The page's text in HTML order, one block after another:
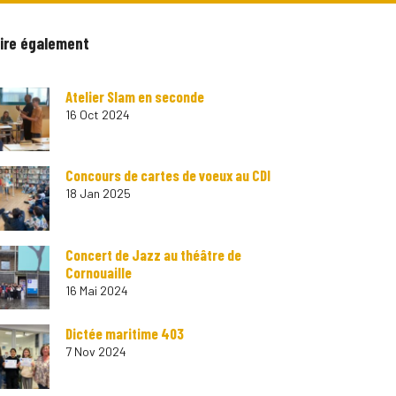
également
Atelier Slam en seconde
16 Oct 2024
Concours de cartes de voeux au CDI
18 Jan 2025
Concert de Jazz au théâtre de
Cornouaille
16 Mai 2024
Dictée maritime 403
7 Nov 2024